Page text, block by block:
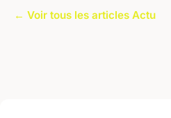
← Voir tous les articles Actu